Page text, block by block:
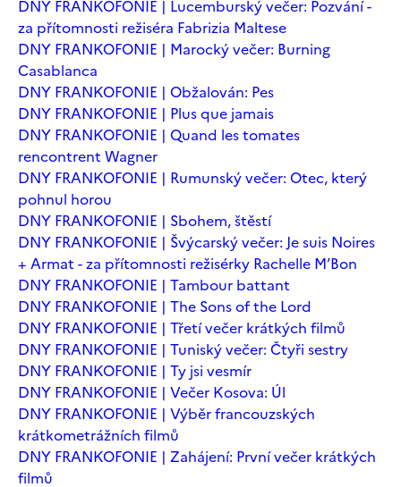
DNY FRANKOFONIE | Lucemburský večer: Pozvání -
za přítomnosti režiséra Fabrizia Maltese
DNY FRANKOFONIE | Marocký večer: Burning
Casablanca
DNY FRANKOFONIE | Obžalován: Pes
DNY FRANKOFONIE | Plus que jamais
DNY FRANKOFONIE | Quand les tomates
rencontrent Wagner
DNY FRANKOFONIE | Rumunský večer: Otec, který
pohnul horou
DNY FRANKOFONIE | Sbohem, štěstí
DNY FRANKOFONIE | Švýcarský večer: Je suis Noires
+ Armat - za přítomnosti režisérky Rachelle M’Bon
DNY FRANKOFONIE | Tambour battant
DNY FRANKOFONIE | The Sons of the Lord
DNY FRANKOFONIE | Třetí večer krátkých filmů
DNY FRANKOFONIE | Tuniský večer: Čtyři sestry
DNY FRANKOFONIE | Ty jsi vesmír
DNY FRANKOFONIE | Večer Kosova: Úl
DNY FRANKOFONIE | Výběr francouzských
krátkometrážních filmů
DNY FRANKOFONIE | Zahájení: První večer krátkých
filmů